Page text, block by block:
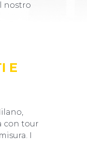
nostro
E
con tour
I